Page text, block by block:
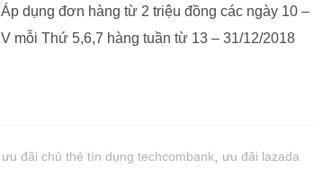
Áp dụng đơn hàng từ 2 triệu đồng các ngày 10 –
V mỗi Thứ 5,6,7 hàng tuần từ 13 – 31/12/2018
ưu đãi chủ thẻ tín dụng techcombank, ưu đãi lazada